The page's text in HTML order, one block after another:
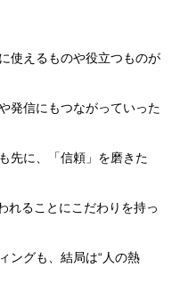
使えるものや役立つものが
発信にもつながっていった
先に、「信頼」を磨きた
れることにこだわりを持っ
ングも、結局は“人の熱